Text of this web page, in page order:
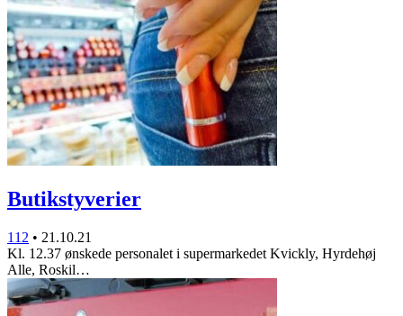
Butikstyverier
112 • 21.10.21
Kl. 12.37 ønskede personalet i supermarkedet Kvickly, Hyrdehøj
Alle, Roskil…